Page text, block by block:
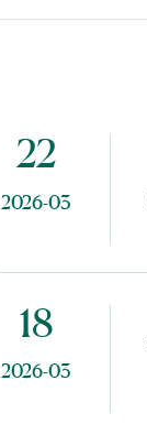
22
2026-03
18
2026-03